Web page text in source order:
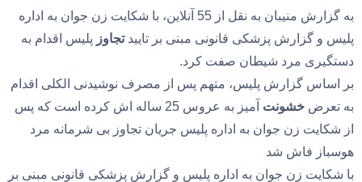
به گزارش منیبان به نقل از 55 آنلاین، با شکایت زن جوان به اداره
پلیس و گزارش پزشکی قانونی مبنی بر تاییدتجاوز پلیس اقدام به
دستگیری مرد شیطان صفت کرد.
بر اساس گزارش پلیس، متهم پس از مصرف نوشیدنی الکلی اقدام
به تعرض خشونت
آمیز به عروس 25 ساله اش کرده است که پس
از شکایت زن جوان به اداره پلیس جریان تجاوز بی شرمانه مرد
هوسباز فاش شد
با شکایت زن جوان به اداره پلیس و گزارش پزشکی قانونی مبنی بر